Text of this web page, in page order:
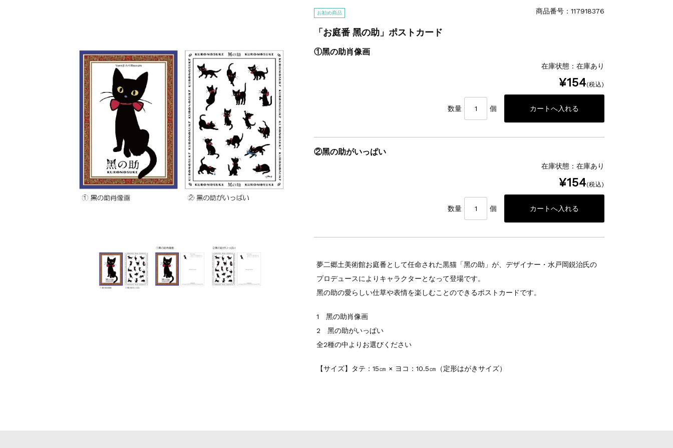
お勧め商品 商品番号：117918376
「お庭番 黑の助」ポストカード
①黑の助肖像画
在庫状態 : 在庫あり
¥154(税込)
数量 個
②黑の助がいっぱい
在庫状態 : 在庫あり
¥154(税込)
数量 個
夢二郷土美術館お庭番として任命された黒猫「黑の助」が、デザイナー・水戸岡鋭治氏の
プロデュースによりキャラクターとなって登場です。
黑の助の愛らしい仕草や表情を楽しむことのできるポストカードです。
1 黑の助肖像画
2 黑の助がいっぱい
全2種の中よりお選びください
【サイズ】タテ：15㎝ × ヨコ：10.5㎝（定形はがきサイズ）